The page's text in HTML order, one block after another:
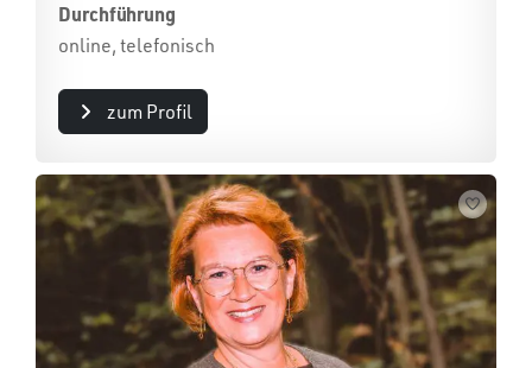
Durchführung
online, telefonisch
zum Profil